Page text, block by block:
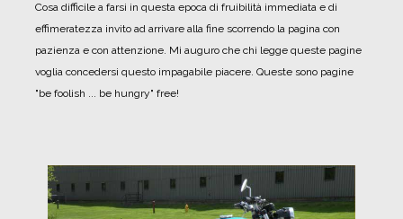
Cosa difficile a farsi in questa epoca di fruibilità immediata e di
effimeratezza invito ad arrivare alla fine scorrendo la pagina con
pazienza e con attenzione. Mi auguro che chi legge queste pagine
voglia concedersi questo impagabile piacere. Queste sono pagine
"be foolish ... be hungry" free!